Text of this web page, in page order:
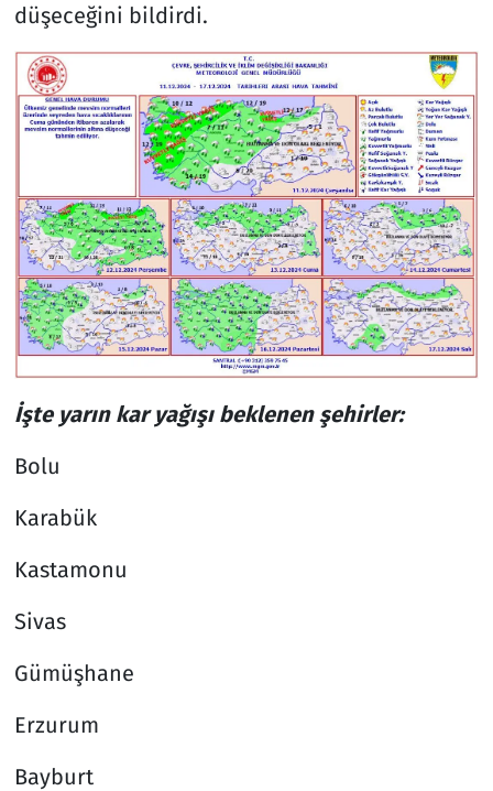
düşeceğini bildirdi.
İşte yarın kar yağışı beklenen şehirler:
Bolu
Karabük
Kastamonu
Sivas
Gümüşhane
Erzurum
Bayburt